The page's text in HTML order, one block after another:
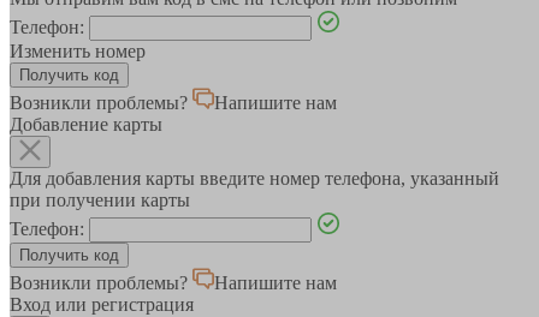
Телефон:
Изменить номер
Возникли проблемы?
Напишите нам
Добавление карты
Для добавления карты введите номер телефона, указанный
при получении карты
Телефон:
Возникли проблемы?
Напишите нам
Вход или регистрация